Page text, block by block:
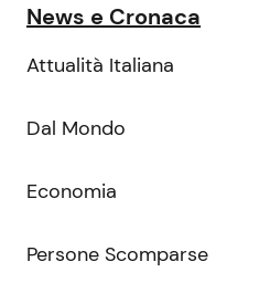
News e Cronaca
Attualità Italiana
Dal Mondo
Economia
Persone Scomparse